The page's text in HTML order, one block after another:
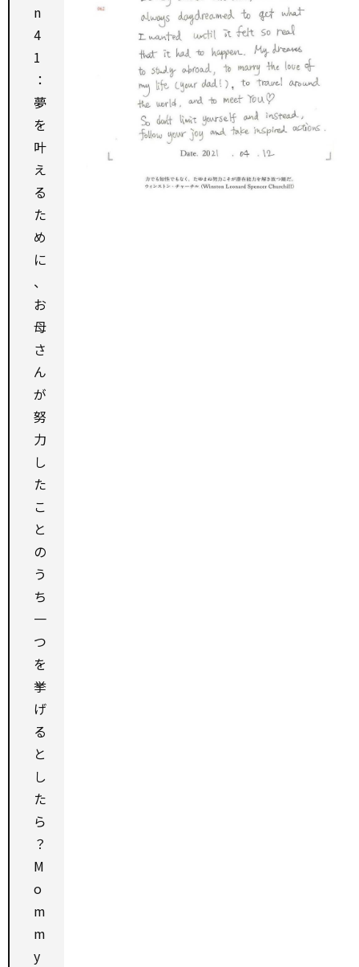
n
4
1
：
夢
を
叶
え
る
た
め
に
、
お
母
さ
ん
が
努
力
し
た
こ
と
の
う
ち
一
つ
を
挙
げ
る
と
し
た
ら
？
M
o
m
m
y